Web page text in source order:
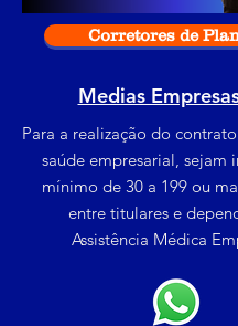
Corretores de
Medias
Para a realização do
saúde empresarial, sejam
mínimo de 30 a 199 ou
entre titulares e
Assistência Médica